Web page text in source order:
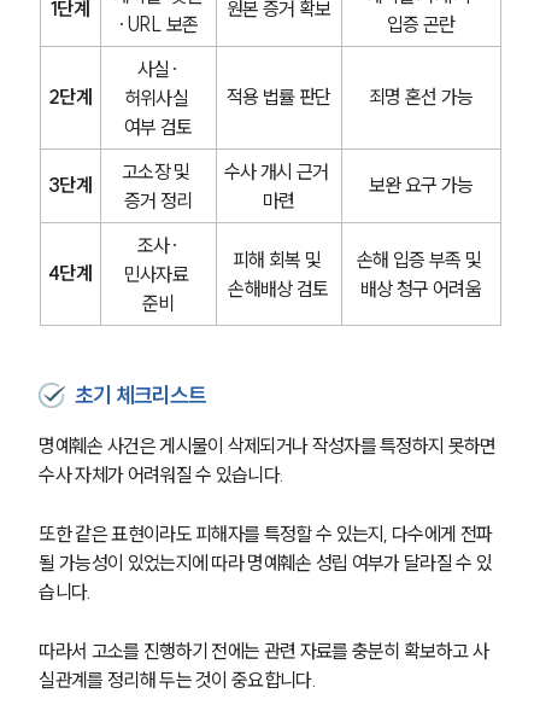
1단계
·URL 보존
원본 증거 확보
입증 곤란
2단계
사실·
허위사실
여부 검토
적용 법률 판단 죄명 혼선 가능
3단계
고소장 및
증거 정리
수사 개시 근거
마련
보완 요구 가능
4단계
조사·
민사자료
준비
피해 회복 및
손해배상 검토
손해 입증 부족 및
배상 청구 어려움
초기 체크리스트
명예훼손 사건은 게시물이 삭제되거나 작성자를 특정하지 못하면
수사 자체가 어려워질 수 있습니다.
또한 같은 표현이라도 피해자를 특정할 수 있는지, 다수에게 전파
될 가능성이 있었는지에 따라 명예훼손 성립 여부가 달라질 수 있
습니다.
따라서 고소를 진행하기 전에는 관련 자료를 충분히 확보하고 사
실관계를 정리해 두는 것이 중요합니다.